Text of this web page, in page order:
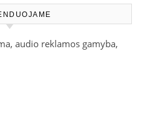
audio reklamos gamyba,